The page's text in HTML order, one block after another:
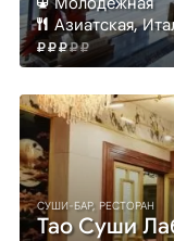
Азиатская,
СУШИ-БАР, РЕСТОРАН
Тао Суши